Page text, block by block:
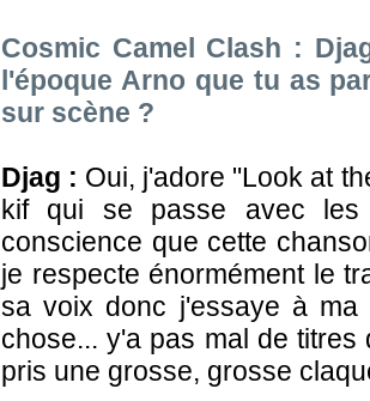
Cosmic Camel Clash :
l'époque Arno que tu as
sur scène ?
Djag : Oui, j'adore "Look at
kif qui se passe avec
conscience que cette
je respecte énormément le
sa voix donc j'essaye à ma
chose... y'a pas mal de
pris une grosse, grosse